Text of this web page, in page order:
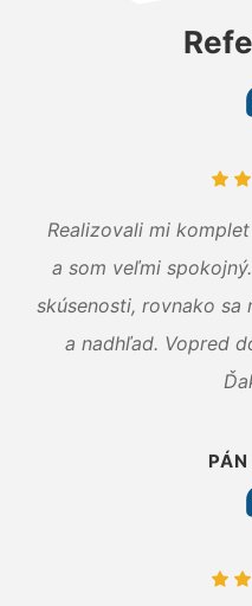
Realizovali mi
a som veľmi
skúsenosti, rovnako
a nadhľad. Vopred